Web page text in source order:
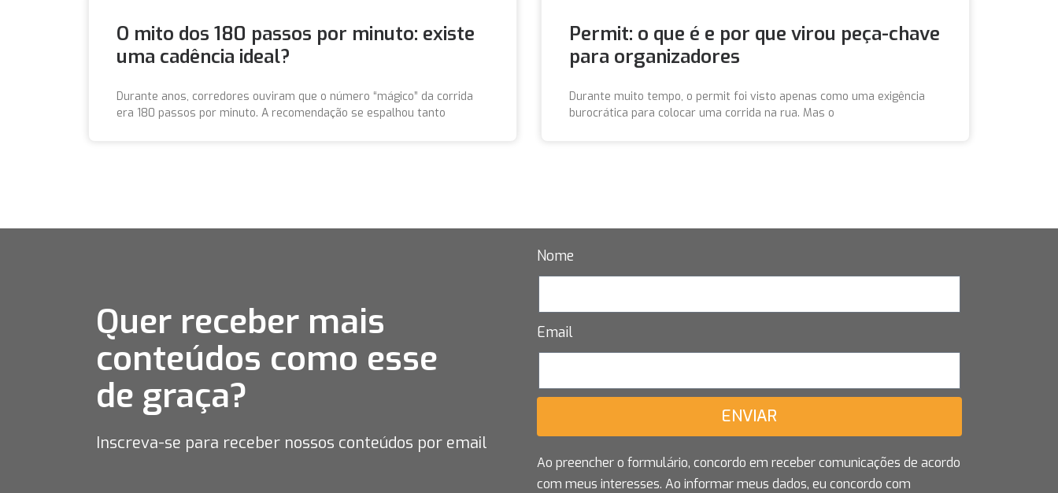
O mito dos 180 passos por minuto: existe
uma cadência ideal?
Durante anos, corredores ouviram que o número “mágico” da corrida
era 180 passos por minuto. A recomendação se espalhou tanto
Permit: o que é e por que virou peça-chave
para organizadores
Durante muito tempo, o permit foi visto apenas como uma exigência
burocrática para colocar uma corrida na rua. Mas o
Quer receber mais
conteúdos como esse
de graça?
Inscreva-se para receber nossos conteúdos por email
Nome
Email
ENVIAR
Ao preencher o formulário, concordo em receber comunicações de acordo
com meus interesses. Ao informar meus dados, eu concordo com